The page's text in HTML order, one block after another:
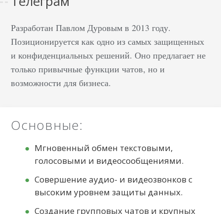
Разработан Павлом Дуровым в 2013 году.
Позиционируется как одно из самых защищенных
и конфиденциальных решений. Оно предлагает не
только привычные функции чатов, но и
возможности для бизнеса.
Основные:
Мгновенный обмен текстовыми,
голосовыми и видеосообщениями.
Совершение аудио- и видеозвонков с
высоким уровнем защиты данных.
Создание групповых чатов и крупных